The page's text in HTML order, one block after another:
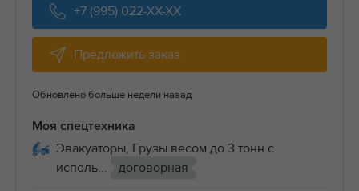
+7 (995) 022-XX-XX
Предложить заказ
Обновлено больше недели назад
Моя спецтехника
Эвакуаторы, Грузы весом до 3 тонн с
исполь...
договорная